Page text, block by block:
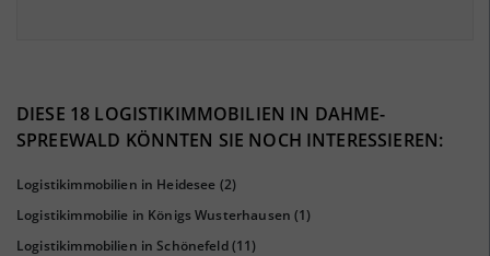
41%
DIESE 18 LOGISTIKIMMOBILIEN IN DAHME-
SPREEWALD KÖNNTEN SIE NOCH INTERESSIEREN:
Logistikimmobilien in Heidesee (2)
Logistikimmobilie in Königs Wusterhausen (1)
Logistikimmobilien in Schönefeld(11)